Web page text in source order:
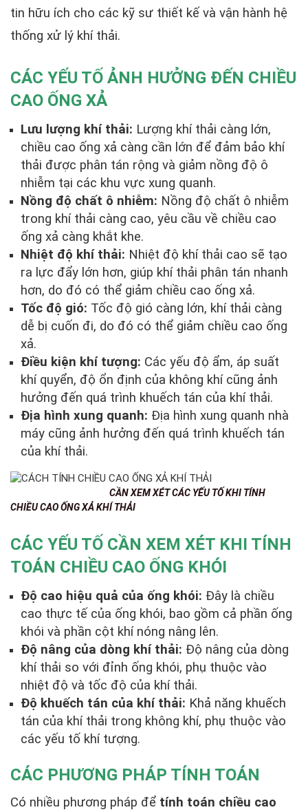
tin hữu ích cho các kỹ sư thiết kế và vận hành hệ
thống xử lý khí thải.
CÁC YẾU TỐ ẢNH HƯỞNG ĐẾN CHIỀU
CAO ỐNG XẢ
Lưu lượng khí thải: Lượng khí thải càng lớn,
chiều cao ống xả càng cần lớn để đảm bảo khí
thải được phân tán rộng và giảm nồng độ ô
nhiễm tại các khu vực xung quanh.
Nồng độ chất ô nhiễm: Nồng độ chất ô nhiễm
trong khí thải càng cao, yêu cầu về chiều cao
ống xả càng khắt khe.
Nhiệt độ khí thải: Nhiệt độ khí thải cao sẽ tạo
ra lực đẩy lớn hơn, giúp khí thải phân tán nhanh
hơn, do đó có thể giảm chiều cao ống xả.
Tốc độ gió: Tốc độ gió càng lớn, khí thải càng
dễ bị cuốn đi, do đó có thể giảm chiều cao ống
xả.
Điều kiện khí tượng: Các yếu độ ẩm, áp suất
khí quyển, độ ổn định của không khí cũng ảnh
hưởng đến quá trình khuếch tán của khí thải.
Địa hình xung quanh: Địa hình xung quanh nhà
máy cũng ảnh hưởng đến quá trình khuếch tán
của khí thải.
CẦN XEM XÉT CÁC YẾU TỐ KHI TÍNH
CHIỀU CAO ỐNG XẢ KHÍ THẢI
CÁC YẾU TỐ CẦN XEM XÉT KHI TÍNH
TOÁN CHIỀU CAO ỐNG KHÓI
Độ cao hiệu quả của ống khói: Đây là chiều
cao thực tế của ống khói, bao gồm cả phần ống
khói và phần cột khí nóng nâng lên.
Độ nâng của dòng khí thải: Độ nâng của dòng
khí thải so với đỉnh ống khói, phụ thuộc vào
nhiệt độ và tốc độ của khí thải.
Độ khuếch tán của khí thải: Khả năng khuếch
tán của khí thải trong không khí, phụ thuộc vào
các yếu tố khí tượng.
CÁC PHƯƠNG PHÁP TÍNH TOÁN
Có nhiều phương pháp để tính toán chiều cao